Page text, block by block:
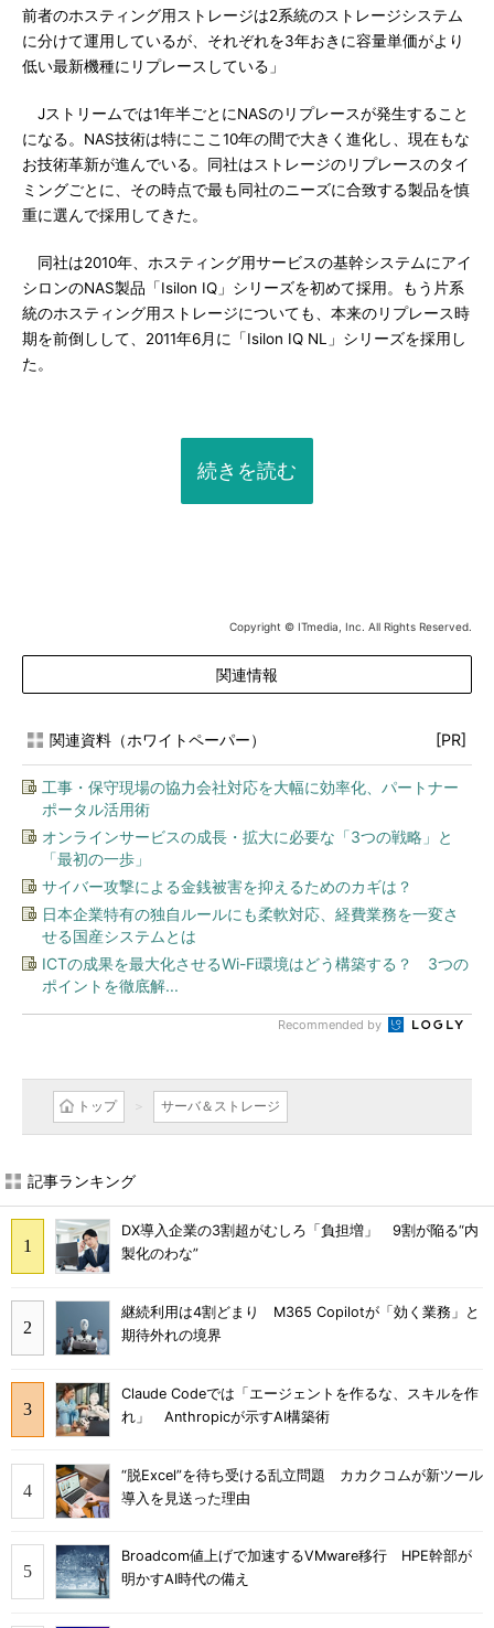
前者のホスティング用ストレージは2系統のストレージシステム
に分けて運用しているが、それぞれを3年おきに容量単価がより
低い最新機種にリプレースしている」
Jストリームでは1年半ごとにNASのリプレースが発生すること
になる。NAS技術は特にここ10年の間で大きく進化し、現在もな
お技術革新が進んでいる。同社はストレージのリプレースのタイ
ミングごとに、その時点で最も同社のニーズに合致する製品を慎
重に選んで採用してきた。
同社は2010年、ホスティング用サービスの基幹システムにアイ
シロンのNAS製品「Isilon IQ」シリーズを初めて採用。もう片系
統のホスティング用ストレージについても、本来のリプレース時
期を前倒しして、2011年6月に「Isilon IQ NL」シリーズを採用し
た。
続きを読む
Copyright © ITmedia, Inc. All Rights Reserved.
関連情報
関連資料（ホワイトペーパー） [PR]
工事・保守現場の協力会社対応を大幅に効率化、パートナー
ポータル活用術
オンラインサービスの成長・拡大に必要な「3つの戦略」と
「最初の一歩」
サイバー攻撃による金銭被害を抑えるためのカギは？
日本企業特有の独自ルールにも柔軟対応、経費業務を一変さ
せる国産システムとは
ICTの成果を最大化させるWi-Fi環境はどう構築する？ 3つの
ポイントを徹底解...
Recommended by
トップ サーバ＆ストレージ
記事ランキング
DX導入企業の3割超がむしろ「負担増」 9割が陥る“内
製化のわな”
継続利用は4割どまり M365 Copilotが「効く業務」と
期待外れの境界
Claude Codeでは「エージェントを作るな、スキルを作
れ」 Anthropicが示すAI構築術
“脱Excel”を待ち受ける乱立問題 カカクコムが新ツール
導入を見送った理由
Broadcom値上げで加速するVMware移行 HPE幹部が
明かすAI時代の備え